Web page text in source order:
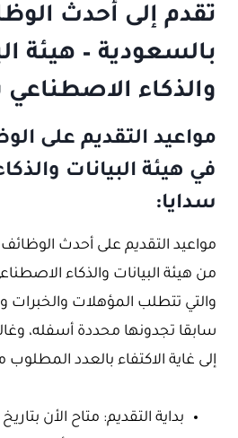
تقدم إلى أحدث
بالسعودية – هيئة
والذكاء الاصطناعي
مواعيد التقديم على
في هيئة البيانات
سدايا:
مواعيد التقديم على أحدث
من هيئة البيانات والذكاء
والتي تتطلب المؤهلات والخبرات
سابقا تجدونها محددة أسفله،
إلى غاية الاكتفاء بالعدد